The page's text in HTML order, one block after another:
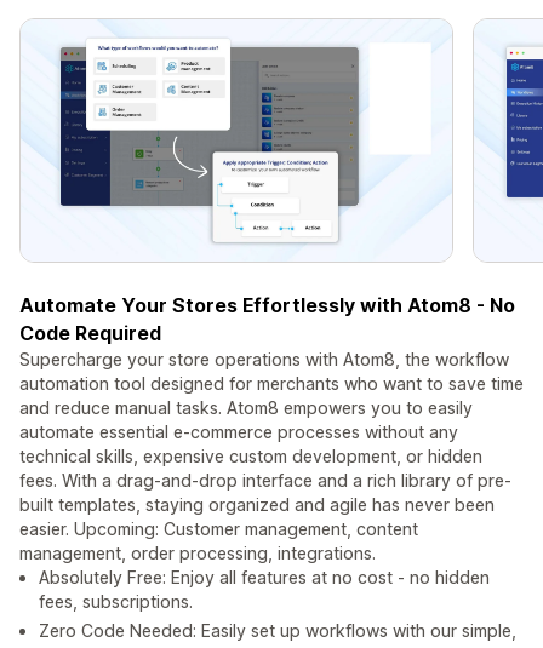
Automate Your Stores Effortlessly with Atom8 - No
Code Required
Supercharge your store operations with Atom8, the workflow
automation tool designed for merchants who want to save time
and reduce manual tasks. Atom8 empowers you to easily
automate essential e-commerce processes without any
technical skills, expensive custom development, or hidden
fees. With a drag-and-drop interface and a rich library of pre-
built templates, staying organized and agile has never been
easier. Upcoming: Customer management, content
management, order processing, integrations.
Absolutely Free: Enjoy all features at no cost - no hidden
fees, subscriptions.
Zero Code Needed: Easily set up workflows with our simple,